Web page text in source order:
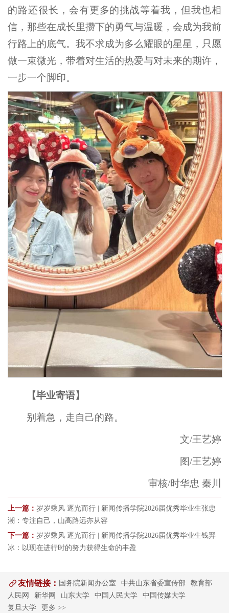
的路还很长，会有更多的挑战等着我，但我也相
信，那些在成长里攒下的勇气与温暖，会成为我前
行路上的底气。我不求成为多么耀眼的星星，只愿
做一束微光，带着对生活的热爱与对未来的期许，
一步一个脚印。
【毕业寄语】
别着急，走自己的路。
文/王艺婷
图/王艺婷
审核/时华忠 秦川
上一篇： 岁岁乘风 逐光而行 | 新闻传播学院2026届优秀毕业生张忠
潮：专注自己，山高路远亦从容
下一篇： 岁岁乘风 逐光而行 | 新闻传播学院2026届优秀毕业生钱羿
冰：以现在进行时的努力获得生命的丰盈
友情链接： 国务院新闻办公室 中共山东省委宣传部
教育部
人民网
新华网 山东大学 中国人民大学
中国传媒大学
复旦大学
更多 >>